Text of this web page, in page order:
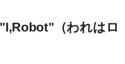
（われはロ